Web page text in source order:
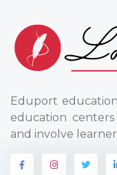
Eduport
education
and involve